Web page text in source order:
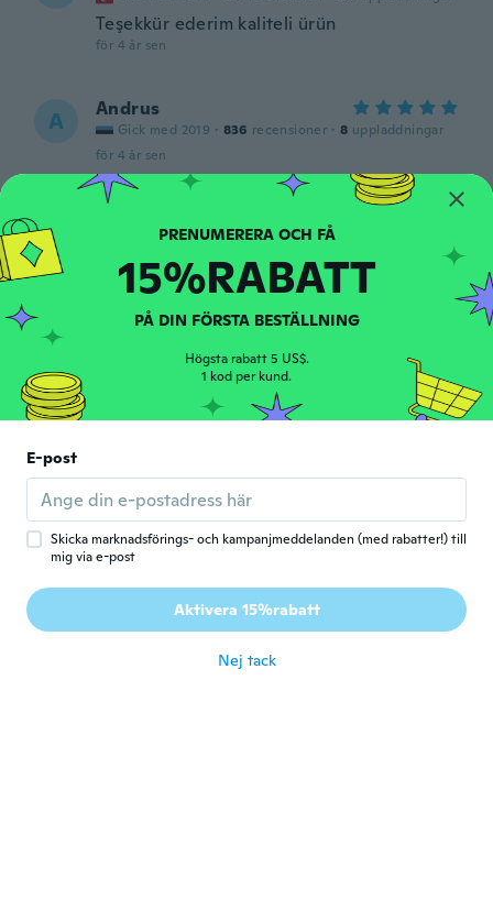
Teşekkür ederim kaliteli ürün
för 4 år sen
A Andrus
Gick med 2019 · 836 recensioner · 8 uppladdningar
för 4 år sen
C Gick med 2018 · 63 recensioner · 5
för 4 år sen
L Lucie
Gick med 2017 340 recensioner
F
J Jimmy
Have yet to install. Hopefully it works as
illustrated.
PRENUMERERA OCH FÅ
15%RABATT
PÅ DIN FÖRSTA BESTÄLLNING
Högsta rabatt 5 US$.
1 kod per kund.
E-post
Skicka marknadsförings- och kampanjmeddelanden (med rabatter!) till
mig via e-post
Aktivera 15%rabatt
Nej tack